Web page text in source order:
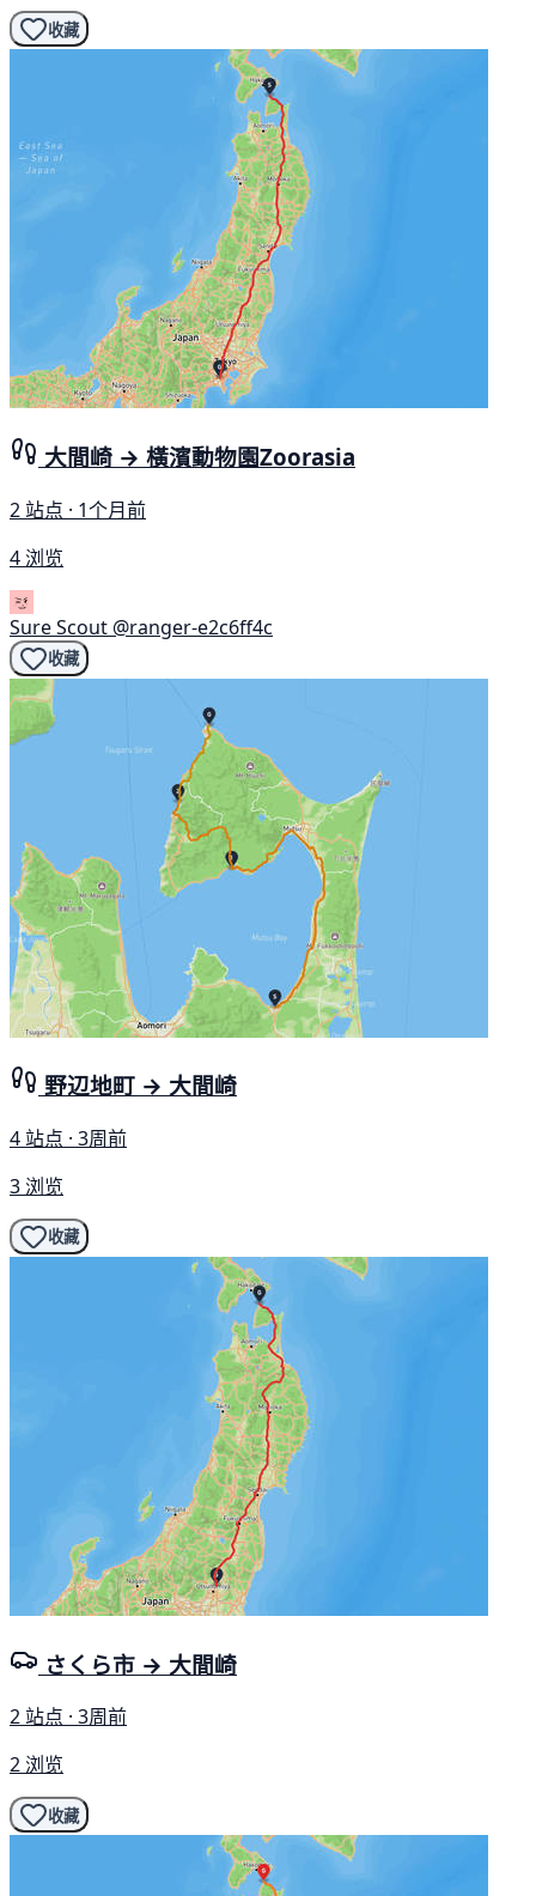
收藏
大間崎 → 橫濱動物園Zoorasia
2 站点 · 1个月前
4 浏览
Sure Scout @ranger-e2c6ff4c
收藏
野辺地町 → 大間崎
4 站点 · 3周前
3 浏览
收藏
さくら市 → 大間崎
2 站点 · 3周前
2 浏览
收藏